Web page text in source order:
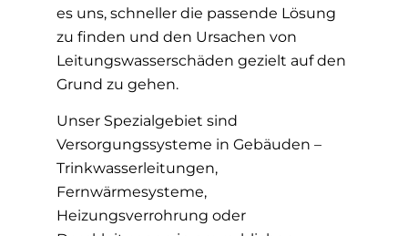
es uns, schneller die passende Lösung
zu finden und den Ursachen von
Leitungswasserschäden gezielt auf den
Grund zu gehen.
Unser Spezialgebiet sind
Versorgungssysteme in Gebäuden –
Trinkwasserleitungen,
Fernwärmesysteme,
Heizungsverrohrung oder